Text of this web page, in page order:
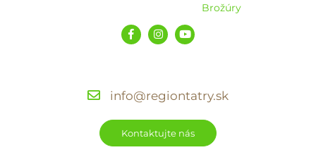
Brožúry
info@regiontatry.sk
Kontaktujte nás